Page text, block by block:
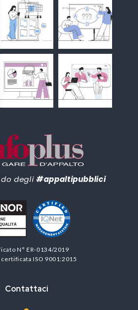
degli #appaltipubblici
N° ER-0134/2019
ISO 9001:2015
Contattaci